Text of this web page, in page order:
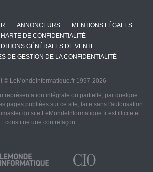
ANNONCEURS
MENTIONS LÉGALES
DE CONFIDENTIALITÉ
GÉNÉRALES DE VENTE
DE GESTION DE LA CONFIDENTIALITÉ
© LeMondeInformatique.fr 1997-2026
représentation intégrale ou partielle, par quelque
pages publiées sur ce site, faite sans l'autorisation
du site LeMondeInformatique.fr est illicite et
constitue une contrefaçon.